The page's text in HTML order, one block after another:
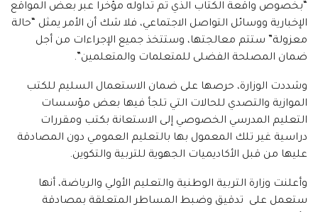
“بخصوص واقعة الكتاب الذي تم تداوله مؤخرا عبر بعض المواقع
الإخبارية ووسائل التواصل الاجتماعي، فلا شك أن الأمر يمثل “حالة
معزولة” ستتم معالجتها، وستتخذ جميع الإجراءات من أجل
ضمان المصلحة الفضلى للمتعلمات والمتعلمين”.
وشددت الوزارة، حرصها على ضمان الاستعمال السليم للكتب
الموازية والتصدي للحالات التي تلجأ فيها بعض مؤسسات
التعليم المدرسي الخصوصي إلى الاستعانة بكتب ومقررات
دراسية غير تلك المعمول بها بالتعليم العمومي دون المصادقة
عليها من قبل الأكاديميات الجهوية للتربية والتكوين.
وأعلنت وزارة التربية الوطنية والتعليم الأولي والرياضة، أنها
ستعمل على تدقيق وضبط المساطر المتعلقة بمصادقة